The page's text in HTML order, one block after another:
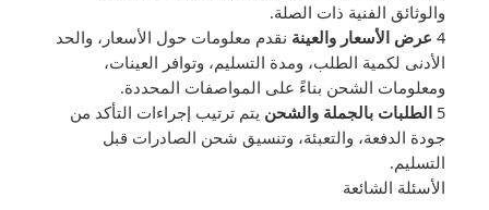
والوثائق الفنية ذات الصلة.
عرض الأسعار والعينة نقدم معلومات حول الأسعار، والحد
الأدنى لكمية الطلب، ومدة التسليم، وتوافر العينات،
ومعلومات الشحن بناءً على المواصفات المحددة.
الطلبات بالجملة والشحن يتم ترتيب إجراءات التأكد من
جودة الدفعة، والتعبئة، وتنسيق شحن الصادرات قبل
التسليم.
الأسئلة الشائعة